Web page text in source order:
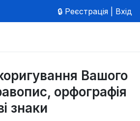
🔒 Реєстрація | Вхід
Вашого
орфографія
знаки